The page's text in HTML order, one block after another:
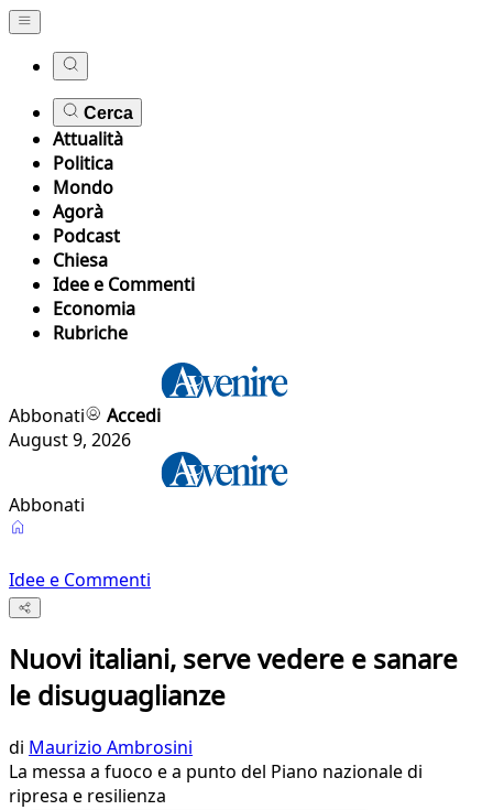
Cerca
Attualità
Politica
Mondo
Agorà
Podcast
Chiesa
Idee e Commenti
Economia
Rubriche
Abbonati
Accedi
August 9, 2026
Abbonati
Idee e Commenti
Nuovi italiani, serve vedere e sanare
le disuguaglianze
di Maurizio Ambrosini
La messa a fuoco e a punto del Piano nazionale di
ripresa e resilienza